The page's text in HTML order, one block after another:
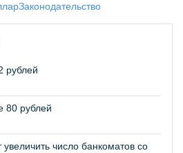
Законодательство
рублей
80 рублей
число банкоматов со